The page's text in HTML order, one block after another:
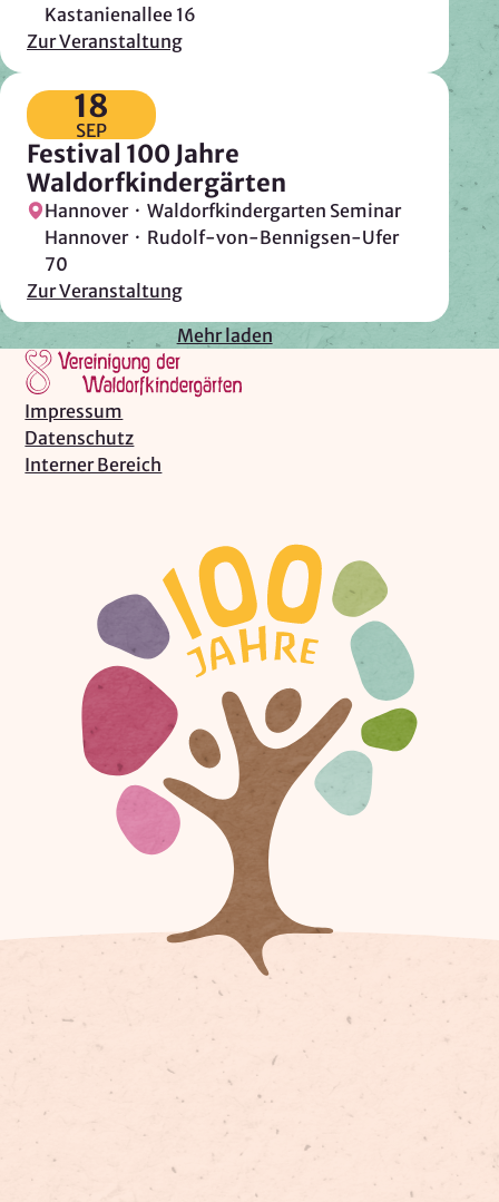
Kastanienallee 16
Zur Veranstaltung
18
SEP
Festival 100 Jahre
Waldorfkindergärten
Hannover · Waldorfkindergarten Seminar
Hannover · Rudolf-von-Bennigsen-Ufer
70
Zur Veranstaltung
Mehr laden
Impressum
Datenschutz
Interner Bereich